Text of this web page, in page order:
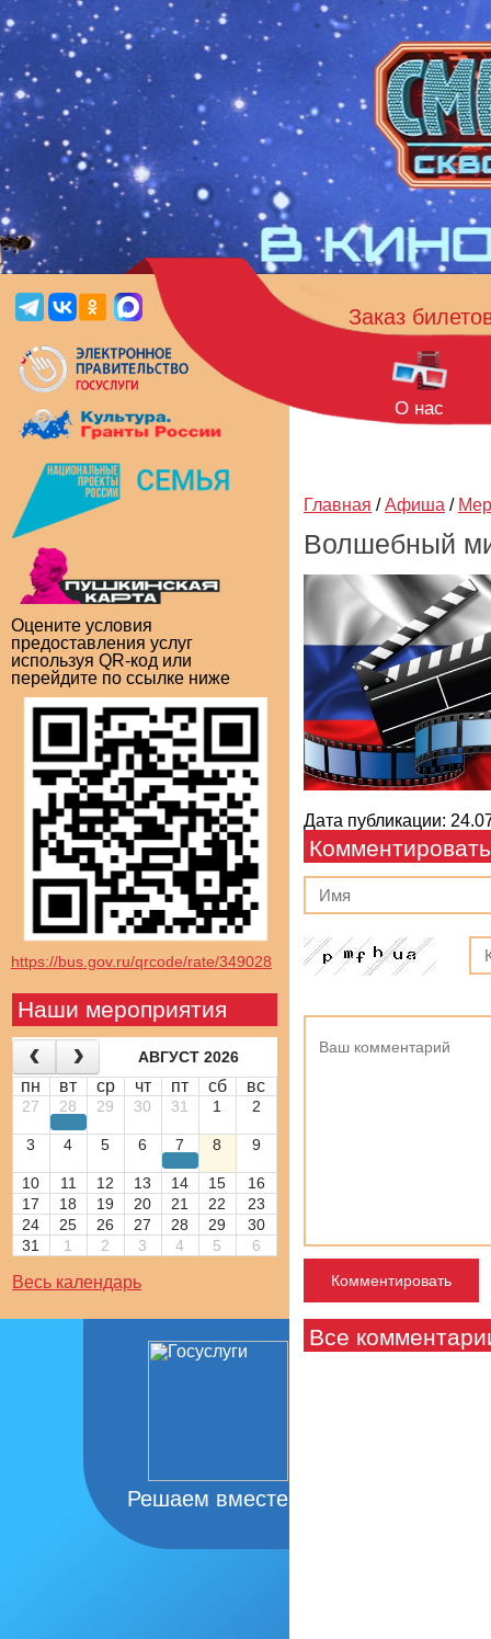
Оцените условия
предоставления услуг
используя QR-код или
перейдите по ссылке ниже
https://bus.gov.ru/qrcode/rate/349028
Наши мероприятия
АВГУСТ 2026
пн вт ср чт пт сб вс
27 28 29 30 31 1 2
3 4 5 6 7 8 9
10 11 12 13 14 15
16
17
18 19 20 21 22
23
24
25 26 27 28 29
30
31
1 2 3 4 5 6
Весь календарь
Решаем вместе
Заказ
О нас
Главная / Афиша /
Волшебный
Дата публикации:
Комментировать
Все